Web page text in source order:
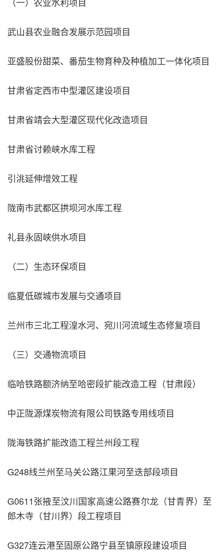
武山县农业融合发展示范园项目
亚盛股份甜菜、番茄生物育种及种植加工一体化项目
甘肃省定西市中型灌区建设项目
甘肃省靖会大型灌区现代化改造项目
甘肃省讨赖峡水库工程
引洮延伸增效工程
陇南市武都区拱坝河水库工程
礼县永固峡供水项目
（二）生态环保项目
临夏低碳城市发展与交通项目
兰州市三北工程湟水河、宛川河流域生态修复项目
（三）交通物流项目
临哈铁路额济纳至哈密段扩能改造工程（甘肃段）
中正陇源煤炭物流有限公司铁路专用线项目
陇海铁路扩能改造工程兰州段工程
G248线兰州至马关公路江果河至迭部段项目
G0611张掖至汶川国家高速公路赛尔龙（甘青界）至
郎木寺（甘川界）段工程项目
G327连云港至固原公路宁县至镇原段建设项目